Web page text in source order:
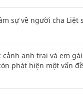
sự về người cha Liệt
cảnh anh trai và em
phát hiện một vấn